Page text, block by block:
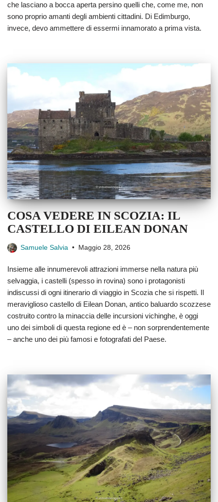
che lasciano a bocca aperta persino quelli che, come me, non
sono proprio amanti degli ambienti cittadini. Di Edimburgo,
invece, devo ammettere di essermi innamorato a prima vista.
COSA VEDERE IN SCOZIA: IL
CASTELLO DI EILEAN DONAN
Samuele Salvia Maggio 28, 2026
Insieme alle innumerevoli attrazioni immerse nella natura più
selvaggia, i castelli (spesso in rovina) sono i protagonisti
indiscussi di ogni itinerario di viaggio in Scozia che si rispetti. Il
meraviglioso castello di Eilean Donan, antico baluardo scozzese
costruito contro la minaccia delle incursioni vichinghe, è oggi
uno dei simboli di questa regione ed è – non sorprendentemente
– anche uno dei più famosi e fotografati del Paese.